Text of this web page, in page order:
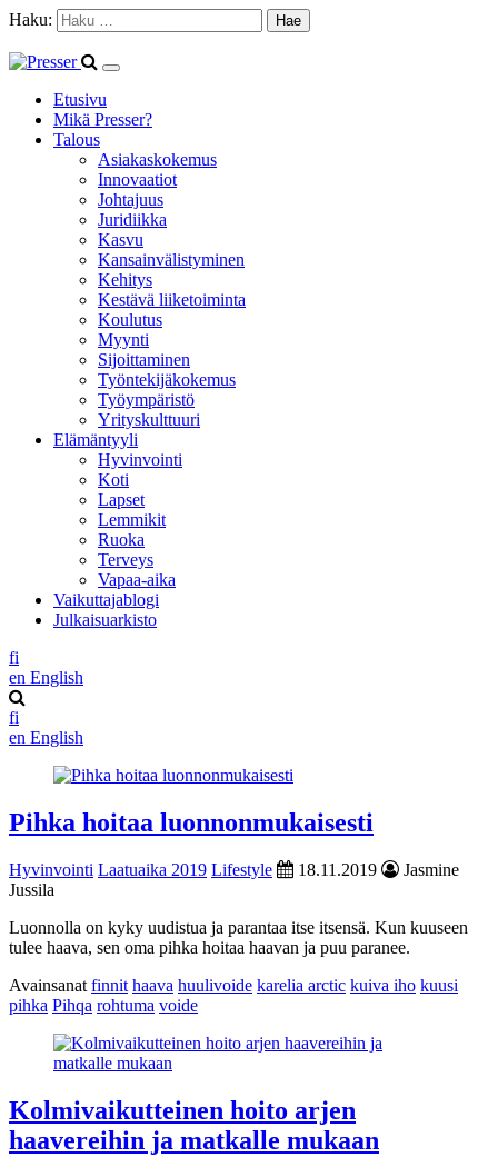
Haku:
Etusivu
Mikä Presser?
Talous
Asiakaskokemus
Innovaatiot
Johtajuus
Juridiikka
Kasvu
Kansainvälistyminen
Kehitys
Kestävä liiketoiminta
Koulutus
Myynti
Sijoittaminen
Työntekijäkokemus
Työympäristö
Yrityskulttuuri
Elämäntyyli
Hyvinvointi
Koti
Lapset
Lemmikit
Ruoka
Terveys
Vapaa-aika
Vaikuttajablogi
Julkaisuarkisto
fi
en English
fi
en English
Pihka hoitaa luonnonmukaisesti
Hyvinvointi Laatuaika 2019 Lifestyle 18.11.2019
Jasmine
Jussila
Luonnolla on kyky uudistua ja parantaa itse itsensä. Kun kuuseen
tulee haava, sen oma pihka hoitaa haavan ja puu paranee.
Avainsanat finnit haava huulivoide karelia arctic kuiva iho kuusi
pihka Pihqa rohtuma voide
Kolmivaikutteinen hoito arjen
haavereihin ja matkalle mukaan